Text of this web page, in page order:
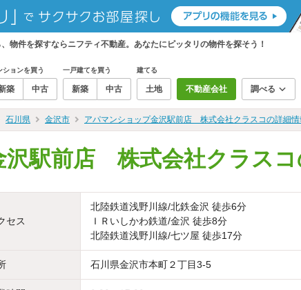
件を探すならニフティ不動産。あなたにピッタリの物件を探そう！
ションを買う
築 中古
一戸建てを買う
新築 中古
建てる
土地 不動産会社 調べる
石川県 金沢市 アパマンショップ金沢駅前店 株式会社クラスコの詳細情
沢駅前店 株式会社クラスコ
セス
北陸鉄道浅野川線/北鉄金沢 徒歩6分
ＩＲいしかわ鉄道/金沢 徒歩8分
北陸鉄道浅野川線/七ツ屋 徒歩17分
石川県金沢市本町２丁目3-5